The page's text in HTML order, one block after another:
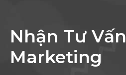
Nhận Tư Vấn
Marketing